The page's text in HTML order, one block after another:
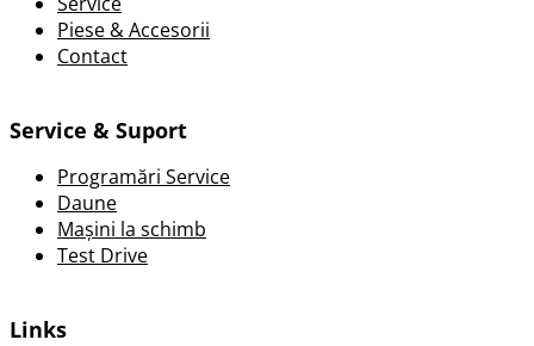
Piese & Accesorii
Contact
Service & Suport
Programări Service
Daune
Mașini la schimb
Test Drive
Links